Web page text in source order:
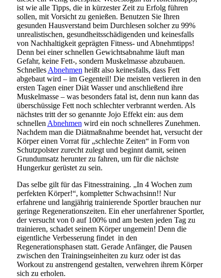
ist wie alle Tipps, die in kürzester Zeit zu Erfolg führen
sollen, mit Vorsicht zu genießen. Benutzen Sie Ihren
gesunden Hausverstand beim Durchlesen solcher zu 99%
unrealistischen, gesundheitsschädigenden und keinesfalls
von Nachhaltigkeit geprägten Fitness- und Abnehmtipps!
Denn bei einer schnellen Gewichtsabnahme läuft man
Gefahr, keine Fett-, sondern Muskelmasse abzubauen.
Schnelles Abnehmen heißt also keinesfalls, dass Fett
abgebaut wird – im Gegenteil! Die meisten verlieren in den
ersten Tagen einer Diät Wasser und anschließend ihre
Muskelmasse – was besonders fatal ist, denn nun kann das
überschüssige Fett noch schlechter verbrannt werden. Als
nächstes tritt der so genannte Jojo Effekt ein: aus dem
schnellen Abnehmen wird ein noch schnelleres Zunehmen.
Nachdem man die Diätmaßnahme beendet hat, versucht der
Körper einen Vorrat für „schlechte Zeiten“ in Form von
Schutzpolster zurecht zulegt und beginnt damit, seinen
Grundumsatz herunter zu fahren, um für die nächste
Hungerkur gerüstet zu sein.
Das selbe gilt für das Fitnesstraining. „In 4 Wochen zum
perfekten Körper!“, kompletter Schwachsinn!! Nur
erfahrene und langjährig trainierende Sportler brauchen nur
geringe Regenerationszeiten. Ein eher unerfahrener Sportler,
der versucht von 0 auf 100% und am besten jeden Tag zu
trainieren, schadet seinem Körper ungemein! Denn die
eigentliche Verbesserung findet in den
Regenerationsphasen statt. Gerade Anfänger, die Pausen
zwischen den Trainingseinheiten zu kurz oder ist das
Workout zu anstrengend gestalten, verwehren ihrem Körper
sich zu erholen.